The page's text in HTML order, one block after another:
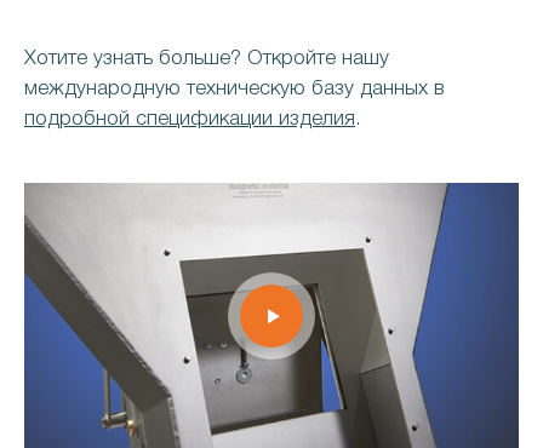
Хотите узнать больше? Откройте нашу
международную техническую базу данных в
подробной спецификации изделия.